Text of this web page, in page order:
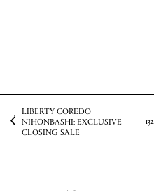
LIBERTY COREDO
NIHONBASHI: EXCLUSIVE
CLOSING SALE